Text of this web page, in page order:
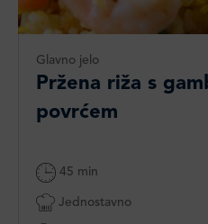
Glavno jelo
Pržena riža s
povrćem
45 min
Jednostavno